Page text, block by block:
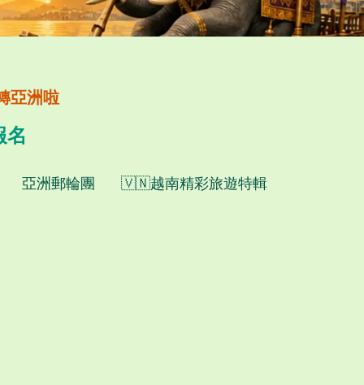
亞洲啦
名
亞洲郵輪團 🇻🇳越南精彩旅遊特輯